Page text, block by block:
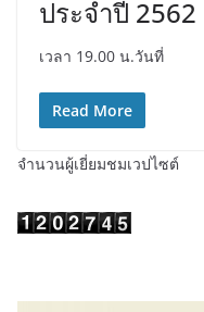
ประจำปี 2562
เวลา 19.00 น.วันที่
Read More
จำนวนผู้เยี่ยมชมเวปไซต์